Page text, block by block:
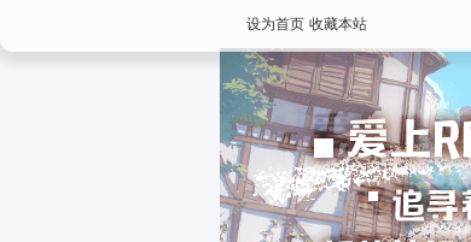
设为首页 收藏本站